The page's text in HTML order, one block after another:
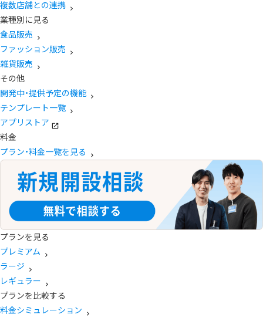
複数店舗との連携
業種別に見る
食品販売
ファッション販売
雑貨販売
その他
開発中・提供予定の機能
テンプレート一覧
アプリストア
料金
プラン・料金一覧を見る
プランを見る
プレミアム
ラージ
レギュラー
プランを比較する
料金シミュレーション